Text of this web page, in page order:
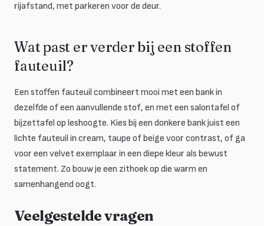
rijafstand, met parkeren voor de deur.
Wat past er verder bij een stoffen
fauteuil?
Een stoffen fauteuil combineert mooi met een bank in
dezelfde of een aanvullende stof, en met een salontafel of
bijzettafel op leshoogte. Kies bij een donkere bank juist een
lichte fauteuil in cream, taupe of beige voor contrast, of ga
voor een velvet exemplaar in een diepe kleur als bewust
statement. Zo bouw je een zithoek op die warm en
samenhangend oogt.
Veelgestelde vragen